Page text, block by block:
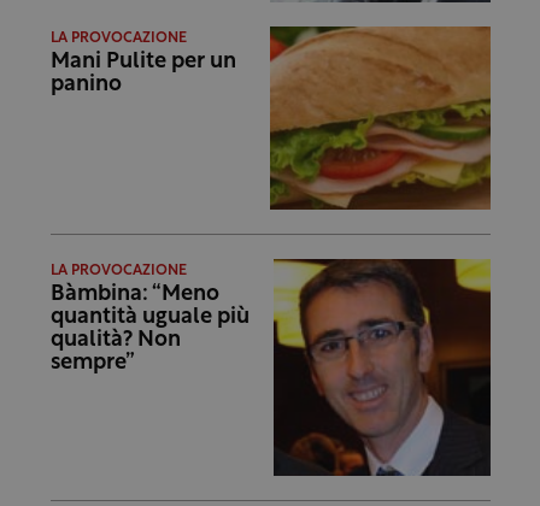
LA PROVOCAZIONE
Mani Pulite per un
panino
LA PROVOCAZIONE
Bàmbina: “Meno
quantità uguale più
qualità? Non
sempre”